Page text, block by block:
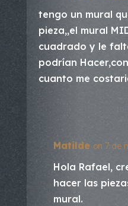
tengo un mural
pieza,,el mural
cuadrado y le
podrían
cuanto me
Matilde on 7 de
Hola Rafael,
hacer las
mural.